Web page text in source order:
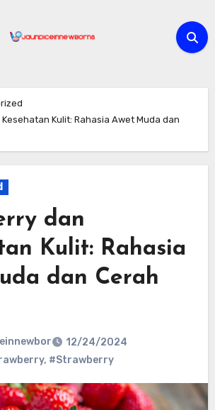
Kulit: Rahasia Awet Muda dan
dan
Kulit: Rahasia
dan Cerah
12/24/2024
, #Strawberry